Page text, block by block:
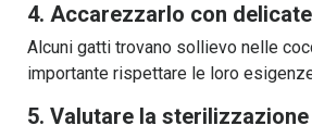
4. Accarezzarlo con
Alcuni gatti trovano sollievo nelle
importante rispettare le loro
5. Valutare la sterilizzazione